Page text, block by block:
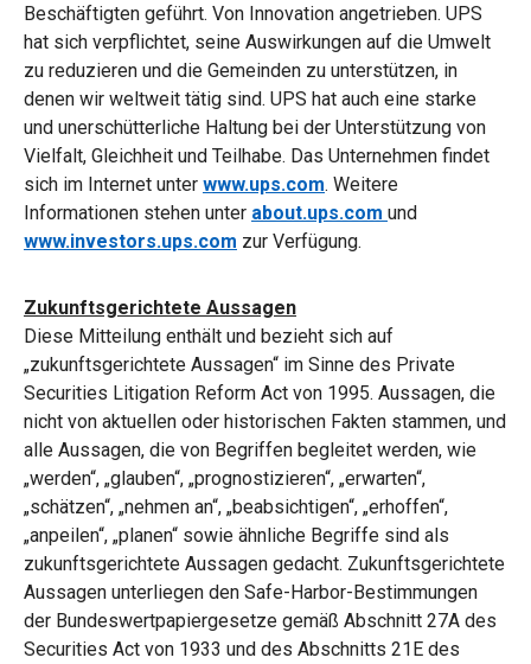
Beschäftigten geführt. Von Innovation angetrieben. UPS
hat sich verpflichtet, seine Auswirkungen auf die Umwelt
zu reduzieren und die Gemeinden zu unterstützen, in
denen wir weltweit tätig sind. UPS hat auch eine starke
und unerschütterliche Haltung bei der Unterstützung von
Vielfalt, Gleichheit und Teilhabe. Das Unternehmen findet
sich im Internet unter www.ups.com. Weitere
Informationen stehen unter about.ups.com und
www.investors.ups.com zur Verfügung.
Zukunftsgerichtete Aussagen
Diese Mitteilung enthält und bezieht sich auf
„zukunftsgerichtete Aussagen“ im Sinne des Private
Securities Litigation Reform Act von 1995. Aussagen, die
nicht von aktuellen oder historischen Fakten stammen, und
alle Aussagen, die von Begriffen begleitet werden, wie
„werden“, „glauben“, „prognostizieren“, „erwarten“,
„schätzen“, „nehmen an“, „beabsichtigen“, „erhoffen“,
„anpeilen“, „planen“ sowie ähnliche Begriffe sind als
zukunftsgerichtete Aussagen gedacht. Zukunftsgerichtete
Aussagen unterliegen den Safe-Harbor-Bestimmungen
der Bundeswertpapiergesetze gemäß Abschnitt 27A des
Securities Act von 1933 und des Abschnitts 21E des